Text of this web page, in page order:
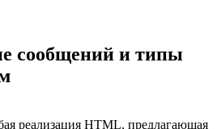
сообщений и типы
реализация HTML, предлагающая